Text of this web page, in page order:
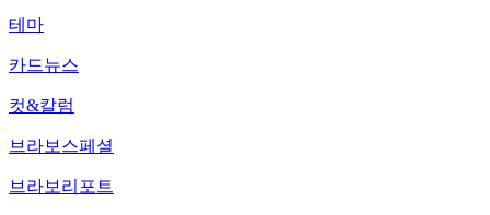
테마
카드뉴스
컷&칼럼
브라보스페셜
브라보리포트